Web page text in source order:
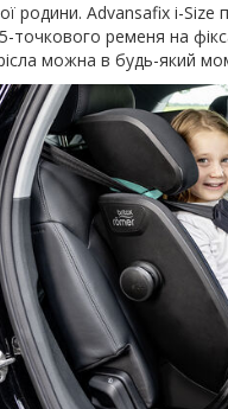
родини. Advansafix i-Size
ременя на
можна в будь-який